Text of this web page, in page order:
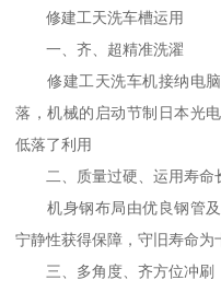
修建工天洗车槽运用
一、齐、超精准洗濯
修建工天洗车机接纳电脑
落，机械的启动节制日本光
低落了利用
二、质量过硬、运用寿命
机身钢布局由优良钢管及
宁静性获得保障，守旧寿命为
三、多角度、齐方位冲刷